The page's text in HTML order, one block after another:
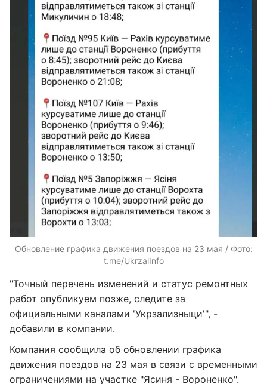
Обновление графика движения поездов на 23 мая / Фото:
t.me/UkrzalInfo
"Точный перечень изменений и статус ремонтных
работ опубликуем позже, следите за
официальными каналами 'Укрзализныци'", -
добавили в компании.
Компания сообщила об обновлении графика
движения поездов на 23 мая в связи с временными
ограничениями на участке "Ясиня - Вороненко".